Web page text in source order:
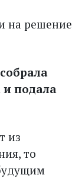
на решение
и подала
из
то